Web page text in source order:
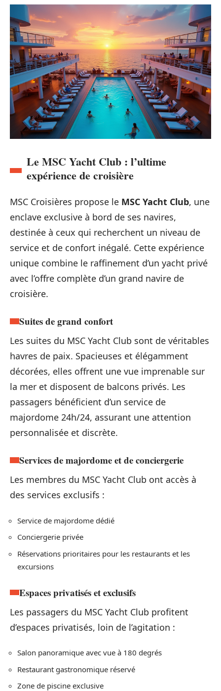
Le MSC Yacht Club : l’ultime
expérience de croisière
MSC Croisières propose le MSC Yacht Club, une
enclave exclusive à bord de ses navires,
destinée à ceux qui recherchent un niveau de
service et de confort inégalé. Cette expérience
unique combine le raffinement d’un yacht privé
avec l’offre complète d’un grand navire de
croisière.
Suites de grand confort
Les suites du MSC Yacht Club sont de véritables
havres de paix. Spacieuses et élégamment
décorées, elles offrent une vue imprenable sur
la mer et disposent de balcons privés. Les
passagers bénéficient d’un service de
majordome 24h/24, assurant une attention
personnalisée et discrète.
Services de majordome et de conciergerie
Les membres du MSC Yacht Club ont accès à
des services exclusifs :
Service de majordome dédié
Conciergerie privée
Réservations prioritaires pour les restaurants et les
excursions
Espaces privatisés et exclusifs
Les passagers du MSC Yacht Club profitent
d’espaces privatisés, loin de l’agitation :
Salon panoramique avec vue à 180 degrés
Restaurant gastronomique réservé
Zone de piscine exclusive